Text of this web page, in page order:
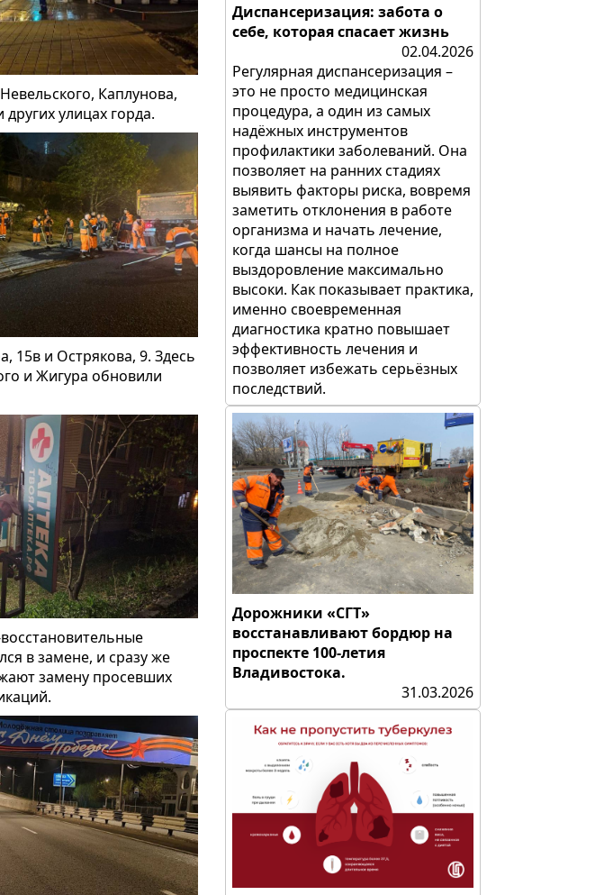
Каплунова,
улицах горда.
15в и Острякова, 9. Здесь
и Жигура обновили
в замене, и сразу же
замену просевших
Диспансеризация: забота о
себе, которая спасает жизнь
02.04.2026
Регулярная диспансеризация –
это не просто медицинская
процедура, а один из самых
надёжных инструментов
профилактики заболеваний. Она
позволяет на ранних стадиях
выявить факторы риска, вовремя
заметить отклонения в работе
организма и начать лечение,
когда шансы на полное
выздоровление максимально
высоки. Как показывает практика,
именно своевременная
диагностика кратно повышает
эффективность лечения и
позволяет избежать серьёзных
последствий.
Дорожники «СГТ»
восстанавливают бордюр на
проспекте 100-летия
Владивостока.
31.03.2026